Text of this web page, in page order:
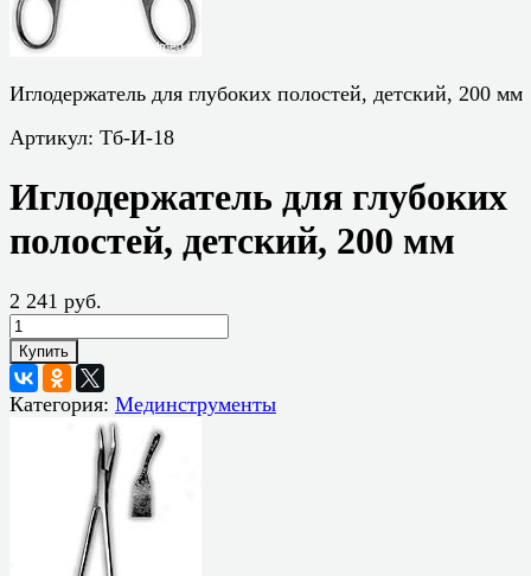
Иглодержатель для глубоких полостей, детский, 200 мм
Артикул: Тб-И-18
Иглодержатель для глубоких
полостей, детский, 200 мм
2 241 руб.
Купить
Категория: Мединструменты